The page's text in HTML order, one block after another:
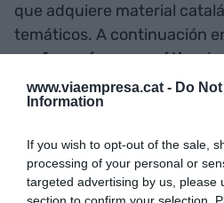
www.viaempresa.cat - Do
Information
If you wish to opt-out of the sale,
processing of your personal or
targeted advertising by us, please
section to confirm your selection.
que adquiere material
temáticos. A continuación
perfumería y cosmética,
extractos vegetales,
metálicas.